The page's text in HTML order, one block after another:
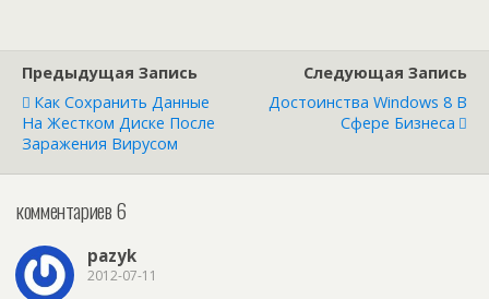
Предыдущая Запись
Как Сохранить Данные
На Жестком Диске После
Заражения Вирусом
Следующая Запись
Достоинства Windows 8 В
Сфере Бизнеса
комментариев 6
pazyk
2012-07-11